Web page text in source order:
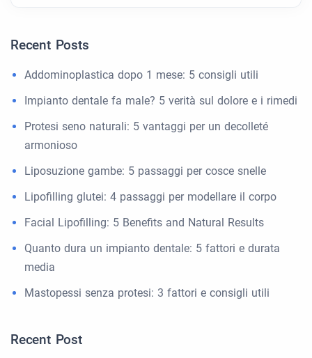
Recent Posts
Addominoplastica dopo 1 mese: 5 consigli utili
Impianto dentale fa male? 5 verità sul dolore e i rimedi
Protesi seno naturali: 5 vantaggi per un decolleté
armonioso
Liposuzione gambe: 5 passaggi per cosce snelle
Lipofilling glutei: 4 passaggi per modellare il corpo
Facial Lipofilling: 5 Benefits and Natural Results
Quanto dura un impianto dentale: 5 fattori e durata
media
Mastopessi senza protesi: 3 fattori e consigli utili
Recent Post